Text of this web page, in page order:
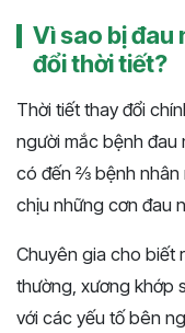
Vì sao bị đau
đổi thời tiết?
Thời tiết thay đổi
người mắc bệnh
có đến ⅔ bệnh nhân
chịu những cơn đau
Chuyên gia cho biết
thường, xương khớp
với các yếu tố bên